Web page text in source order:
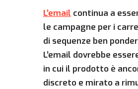
L’email continua a
le campagne per i
di sequenze ben
L’email dovrebbe
in cui il prodotto è
discreto e mirato a